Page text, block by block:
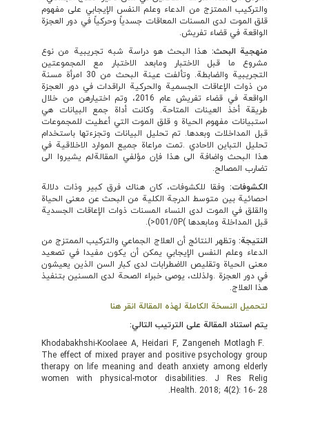
والتركيب الممتزج من الدعاء وعلم النفس الإيجابي على مفهوم
قلق الموت لدى المسنات المعاقات جسدياً وحركياً في دور العجزة
الواقعة في قضاء تفريش.
منهجية البحث: هذا البحث هو دراسة شبه تجريبية من نوع
مشروع ما قبل الاختبار ومابعد الاختبار مع المجموعتين
التجريبية والضابطة. وتألفت عينة البحث من 30 امرأة مسنة
من ذوات الإعاقات الجسمية والحركية الراقدات في دور العجزة
الواقعة في قضاء تفريش عام 2016، وتم اختيارهن من خلال
طريقة أخذ العينات المتاحة. وكانت أداة جمع البيانات هي
استبيانات مفهوم الحياة و قلق الموت التي أعطيت للمجموعات
قبل المداخلات وبعدها. تم تحليل البيانات وتجزءتها باستخدام
تحليل التباين الاحادي .تمت مراعاة جميع الموارد الاخلاقية في
هذا البحث واضافة الى هذا فإن مؤلفي المقالةلم يشيروا الى
تضارب المصالح.
الكشوفات: وفقا للكشوفات، كان هناك فرق كبير وذات دلالة
احصائية بين متوسط الدرجة الكلية من البحث عن معنى الحياة
والقلق في الموت لدى النساء المسنات ذوات الإعاقات الجسدية
قبل المداخلة ومابعدها )001/0P<).
النتیجة: وتظهر النتائج أن العلاج الجماعي والتركيب الممتزج من
الدعاء وعلم النفس الإيجابي يمكن أن يكون مفيدا في تصعيد
معنى الحياة وتقليص الاضطرابات لدى كبار السن الذين يعيشون
في دور العجزة .ولذلك، يوصى خبراء الصحة لدى المسنين بتنفيذ
هذا العلاج.
لتحميل النسخة الكاملة لهذه المقالة انقر هنا
يتم استناد المقالة على الترتيب التالي:
The effect of mixed prayer and positive psychology group
therapy on life meaning and death anxiety among elderly
women with physical-motor disabilities. J Res Relig
Health. 2018; 4(2): 16- 28.